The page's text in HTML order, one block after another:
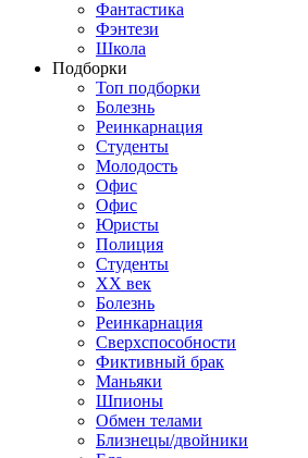
Фантастика
Фэнтези
Школа
Подборки
Топ подборки
Болезнь
Реинкарнация
Студенты
Молодость
Офис
Офис
Юристы
Полиция
Студенты
ХХ век
Болезнь
Реинкарнация
Сверхспособности
Фиктивный брак
Маньяки
Шпионы
Обмен телами
Близнецы/двойники